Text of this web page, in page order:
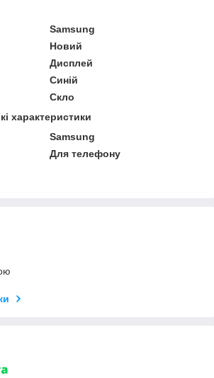
Samsung
Новий
Дисплей
Синій
Скло
характеристики
Samsung
Для телефону